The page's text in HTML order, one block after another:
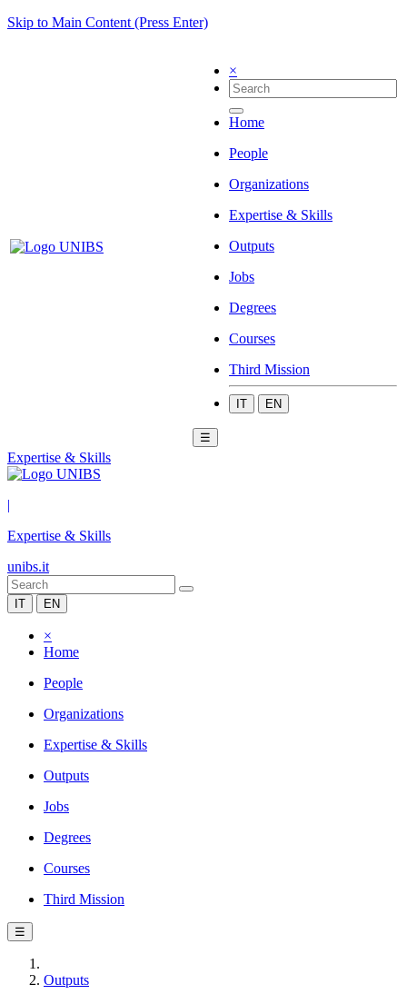
Skip to Main Content (Press Enter)
×
Home
People
Organizations
Expertise & Skills
Outputs
Jobs
Degrees
Courses
Third Mission
IT EN
☰
Expertise & Skills
|
Expertise & Skills
unibs.it
IT EN
×
Home
People
Organizations
Expertise & Skills
Outputs
Jobs
Degrees
Courses
Third Mission
☰
Outputs